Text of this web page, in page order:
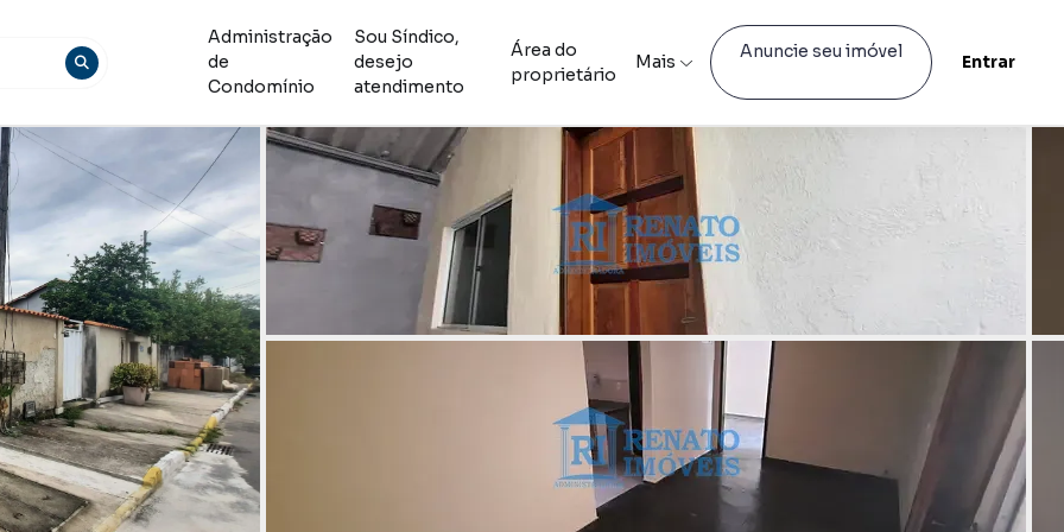
Administração
de
Condomínio
Sou Síndico,
desejo
atendimento
Área do
proprietário
Mais Anuncie seu imóvel Entrar